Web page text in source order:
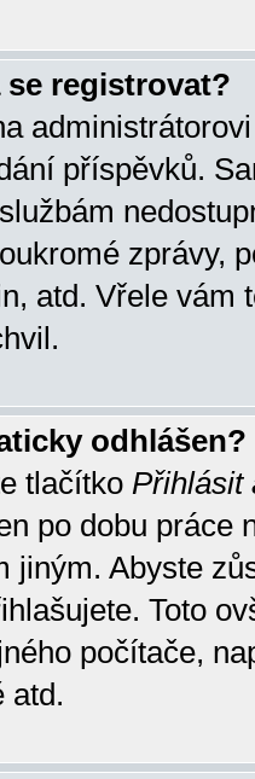
registrovat?
příspěvků.
zprávy,
atd. Vřele vám
odhlášen?
tlačítko Přihlásit
po dobu práce
jiným. Abyste
Toto
počítače,
atd.